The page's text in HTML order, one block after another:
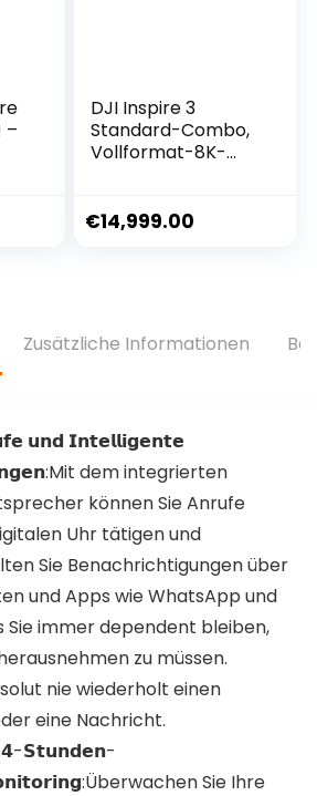
–
DJI Inspire 3
Standard-Combo,
Vollformat-8K-
Nachtsicht-FPV-
€14,999.00
Zusätzliche Informationen
𝘂𝗻𝗱 𝗜𝗻𝘁𝗲𝗹𝗹𝗶𝗴𝗲𝗻𝘁𝗲
dem integrierten
können Sie Anrufe
Uhr tätigen und
Sie Benachrichtigungen über
und Apps wie WhatsApp und
Sie immer dependent bleiben,
zu müssen.
nie wiederholt einen
eine Nachricht.
𝗦𝘁𝘂𝗻𝗱𝗲𝗻-
Sie Ihre